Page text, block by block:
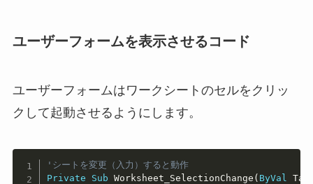
ユーザーフォームを表示させるコード
ユーザーフォームはワークシートのセルをクリッ
クして起動させるようにします。
'シートを変更（入力）すると動作
Private
Sub Worksheet_SelectionChange ( ByVal